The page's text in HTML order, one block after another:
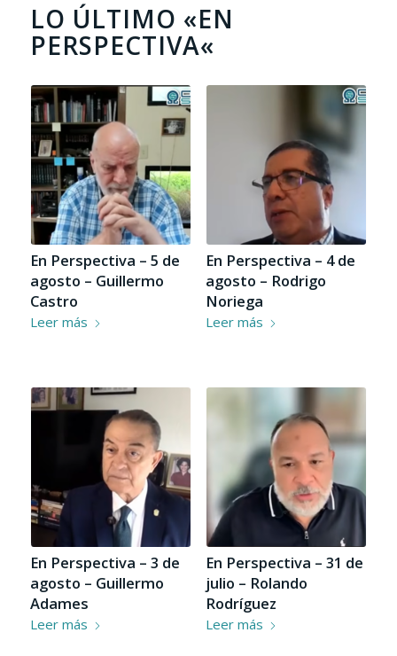
LO ÚLTIMO «EN
PERSPECTIVA«
En Perspectiva – 5 de
agosto – Guillermo
Castro
Leer más
En Perspectiva – 4 de
agosto – Rodrigo
Noriega
Leer más
En Perspectiva – 3 de
agosto – Guillermo
Adames
Leer más
En Perspectiva – 31 de
julio – Rolando
Rodríguez
Leer más